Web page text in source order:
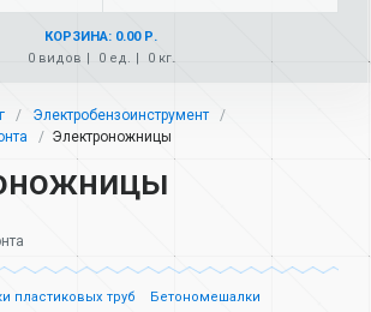
КОРЗИНА: 0.00 Р.
0 видов
0 ед. 0 кг.
Электробензоинструмент
Электроножницы
пластиковых труб
Бетономешалки